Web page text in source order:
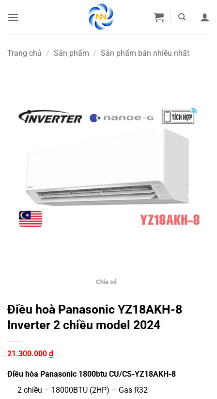
qua
Trang chủ / Sản phẩm / Sản phẩm bán nhiều nhất
Chia sẻ
Điều hoà Panasonic YZ18AKH-8
Inverter 2 chiều model 2024
21.300.000 ₫
Điều hòa Panasonic 1800btu CU/CS-YZ18AKH-8
2 chiều – 18000BTU (2HP) – Gas R32